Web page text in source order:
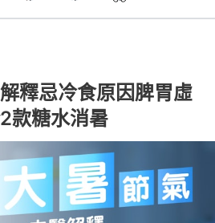
釋忌冷食原因脾胃虛
糖水消暑